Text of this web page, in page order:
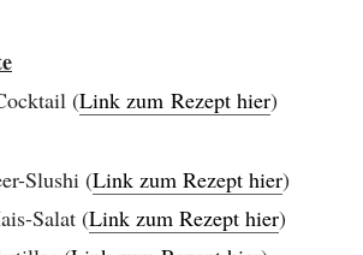
(Link zum Rezept hier)
Slushi (Link zum Rezept hier)
Salat (Link zum Rezept hier)